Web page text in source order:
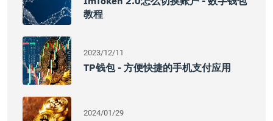
教程
2023/12/11
TP钱包 - 方便快捷的手机支付应用
2024/01/29